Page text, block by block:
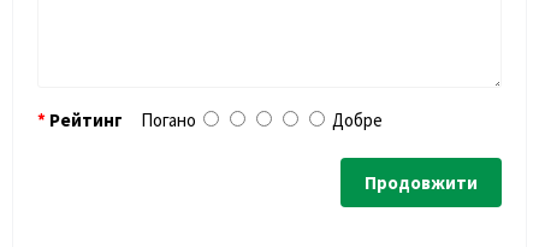
Рейтинг Погано Добре
Продовжити